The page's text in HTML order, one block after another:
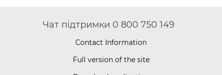
Чат підтримки 0 800 750 149
Contact Information
Full version of the site